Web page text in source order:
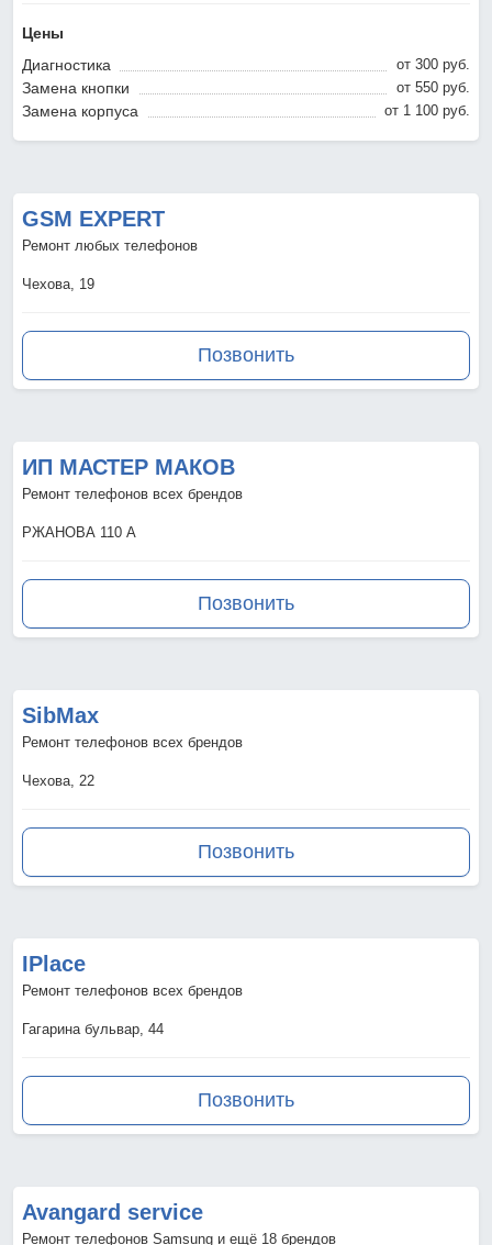
Цены
Диагностика
от 300 pyб.
Замена кнопки от 550 pyб.
Замена корпуса от 1 100 pyб.
GSM EXPERT
Ремонт любых телефонов
Чехова, 19
Позвонить
ИП МАСТЕР МАКОВ
Ремонт телефонов всех брендов
РЖАНОВА 110 А
Позвонить
SibMax
Ремонт телефонов всех брендов
Чехова, 22
Позвонить
IPlace
Ремонт телефонов всех брендов
Гагарина бульвар, 44
Позвонить
Avangard service
Ремонт телефонов Samsung и ещё 18 брендов